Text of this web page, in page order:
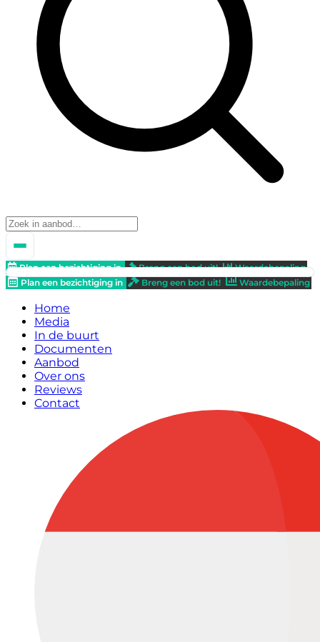
Plan een bezichtiging in Breng een bod uit!
Waardebepaling
Plan een bezichtiging in
Breng een bod uit! Waardebepaling
Home
Media
In de buurt
Documenten
Aanbod
Over ons
Reviews
Contact